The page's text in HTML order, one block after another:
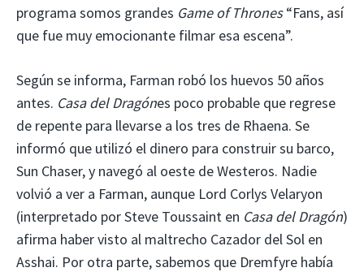
programa somos grandes Game of Thrones“Fans, así
que fue muy emocionante filmar esa escena”.
Según se informa, Farman robó los huevos 50 años
antes. Casa del Dragónes poco probable que regrese
de repente para llevarse a los tres de Rhaena. Se
informó que utilizó el dinero para construir su barco,
Sun Chaser, y navegó al oeste de Westeros. Nadie
volvió a ver a Farman, aunque Lord Corlys Velaryon
(interpretado por Steve Toussaint en Casa del Dragón)
afirma haber visto al maltrecho Cazador del Sol en
Asshai. Por otra parte, sabemos que Dremfyre había